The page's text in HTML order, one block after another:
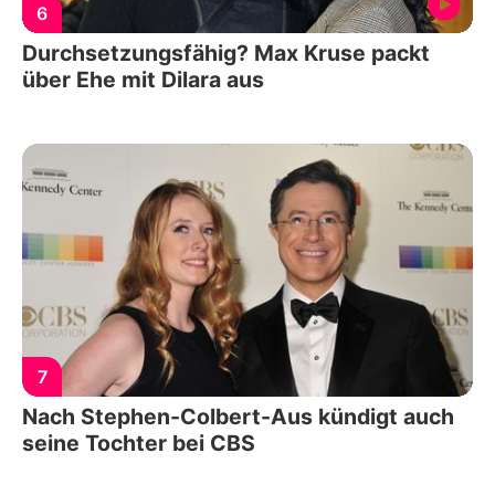
6
Durchsetzungsfähig? Max Kruse packt
über Ehe mit Dilara aus
7
Nach Stephen-Colbert-Aus kündigt auch
seine Tochter bei CBS